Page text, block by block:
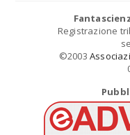
Registrazione
©2003